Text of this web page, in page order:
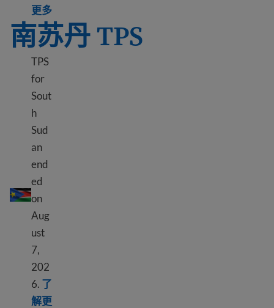
更多Learn more about TPS Somalia
南苏丹 TPS
南苏丹 TPS
TPS
for
Sout
h
Sud
an
end
ed
on
Aug
ust
7,
202
6. 了
解更